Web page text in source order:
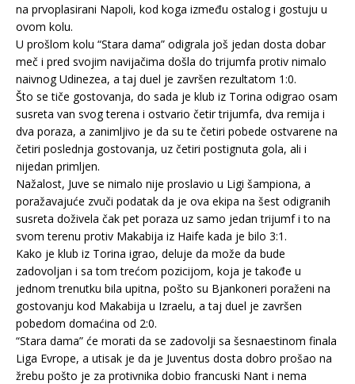
na prvoplasirani Napoli, kod koga između ostalog i gostuju u
ovom kolu.
U prošlom kolu “Stara dama” odigrala još jedan dosta dobar
meč i pred svojim navijačima došla do trijumfa protiv nimalo
naivnog Udinezea, a taj duel je završen rezultatom 1:0.
Što se tiče gostovanja, do sada je klub iz Torina odigrao osam
susreta van svog terena i ostvario četir trijumfa, dva remija i
dva poraza, a zanimljivo je da su te četiri pobede ostvarene na
četiri poslednja gostovanja, uz četiri postignuta gola, ali i
nijedan primljen.
Nažalost, Juve se nimalo nije proslavio u Ligi šampiona, a
poražavajuće zvuči podatak da je ova ekipa na šest odigranih
susreta doživela čak pet poraza uz samo jedan trijumf i to na
svom terenu protiv Makabija iz Haife kada je bilo 3:1.
Kako je klub iz Torina igrao, deluje da može da bude
zadovoljan i sa tom trećom pozicijom, koja je takođe u
jednom trenutku bila upitna, pošto su Bjankoneri poraženi na
gostovanju kod Makabija u Izraelu, a taj duel je završen
pobedom domaćina od 2:0.
“Stara dama” će morati da se zadovolji sa šesnaestinom finala
Liga Evrope, a utisak je da je Juventus dosta dobro prošao na
žrebu pošto je za protivnika dobio francuski Nant i nema